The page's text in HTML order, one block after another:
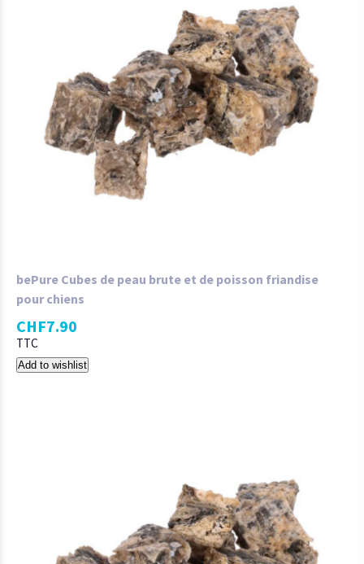
bePure Cubes de peau brute et de poisson friandise
pour chiens
CHF7.90
TTC
Add to wishlist